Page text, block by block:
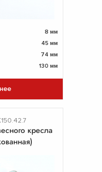
8 мм
45 мм
74 мм
130 мм
кресла